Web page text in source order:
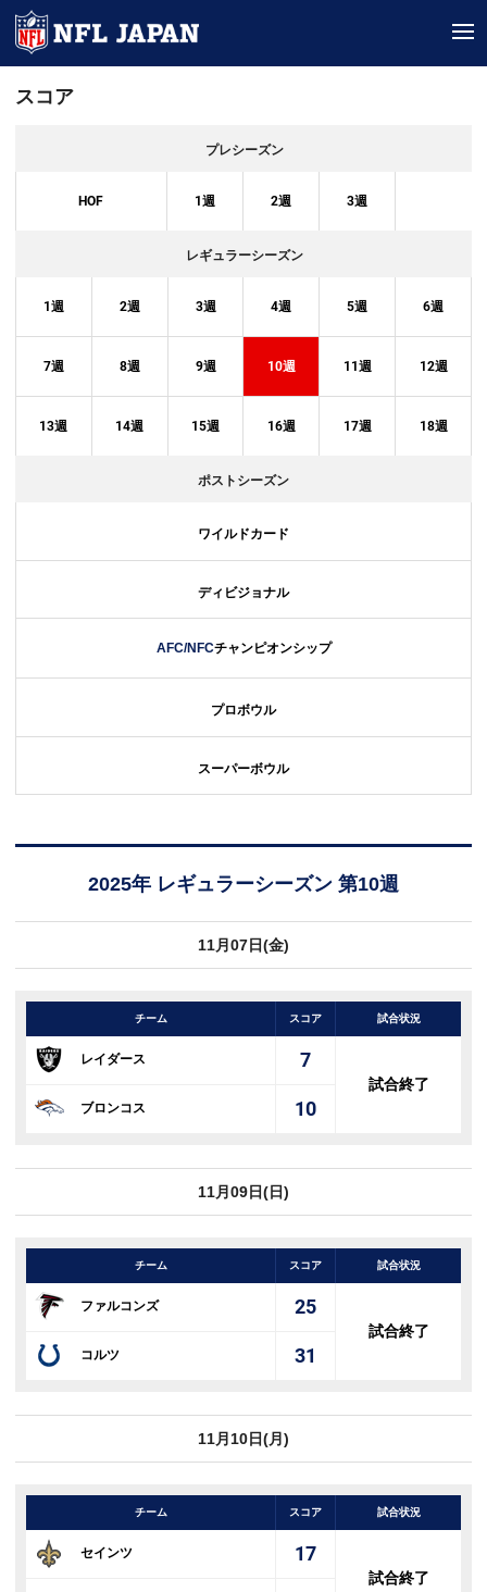
スコア
プレシーズン
HOF 1週 2週 3週
レギュラーシーズン
1週 2週 3週 4週 5週 6週
7週 8週 9週 10週 11週 12週
13週 14週 15週 16週 17週 18週
ポストシーズン
ワイルドカード
ディビジョナル
AFC/NFCチャンピオンシップ
プロボウル
スーパーボウル
2025年 レギュラーシーズン 第10週
11月07日(金)
チーム スコア 試合状況
レイダース 7
試合終了
ブロンコス 10
11月09日(日)
チーム スコア 試合状況
ファルコンズ 25
試合終了
コルツ 31
11月10日(月)
チーム スコア 試合状況
セインツ 17
試合終了